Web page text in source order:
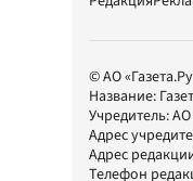
© АО
Название:
Учредитель:АО
Адрес
Адрес
Телефон